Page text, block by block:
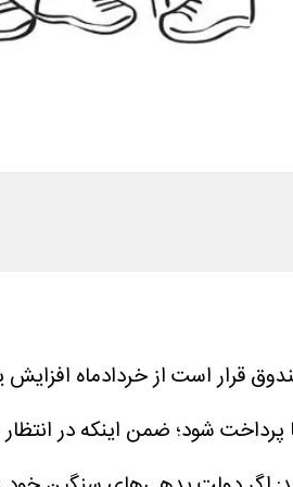
قرار است از خردادماه افزایش
شود؛ ضمن اینکه در